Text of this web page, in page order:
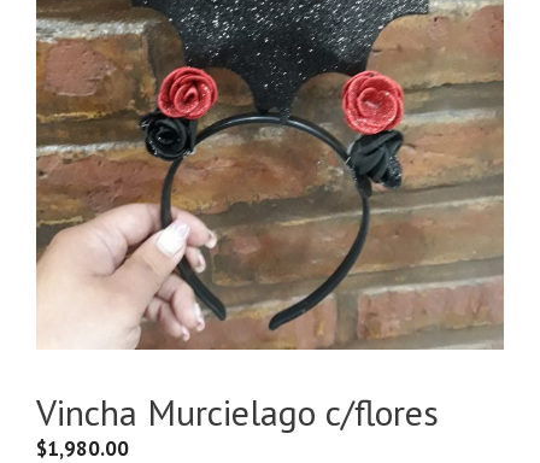
Vincha Murcielago c/flores
$1,980.00